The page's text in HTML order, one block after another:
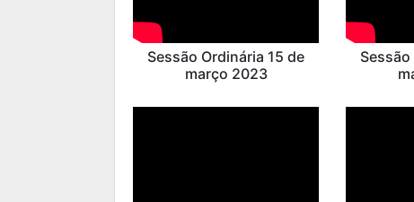
Sessão Ordinária 15 de
março 2023